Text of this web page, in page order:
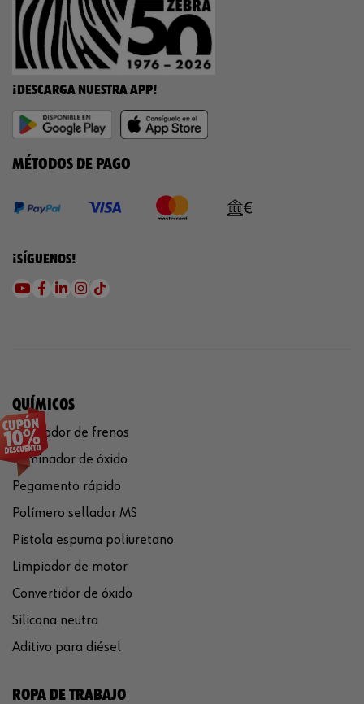
¡DESCARGA NUESTRA APP!
MÉTODOS DE PAGO
¡SÍGUENOS!
QUÍMICOS
Limpiador de frenos
Eliminador de óxido
Pegamento rápido
Polímero sellador MS
Pistola espuma poliuretano
Limpiador de motor
Convertidor de óxido
Silicona neutra
Aditivo para diésel
ROPA DE TRABAJO